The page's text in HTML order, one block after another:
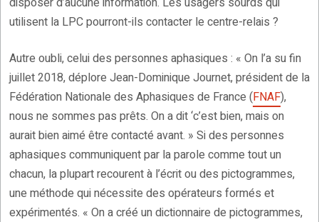
utilisent la LPC pourront-ils contacter le centre-relais ?
Autre oubli, celui des personnes aphasiques : « On l’a su fin
juillet 2018, déplore Jean-Dominique Journet, président de la
Fédération Nationale des Aphasiques de France (FNAF),
nous ne sommes pas prêts. On a dit ‘c’est bien, mais on
aurait bien aimé être contacté avant. » Si des personnes
aphasiques communiquent par la parole comme tout un
chacun, la plupart recourent à l’écrit ou des pictogrammes,
une méthode qui nécessite des opérateurs formés et
expérimentés. « On a créé un dictionnaire de pictogrammes,